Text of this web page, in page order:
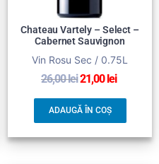
Chateau Vartely – Select –
Cabernet Sauvignon
Vin Rosu Sec / 0.75L
26,00lei21,00 lei
ADAUGĂ ÎN COȘ